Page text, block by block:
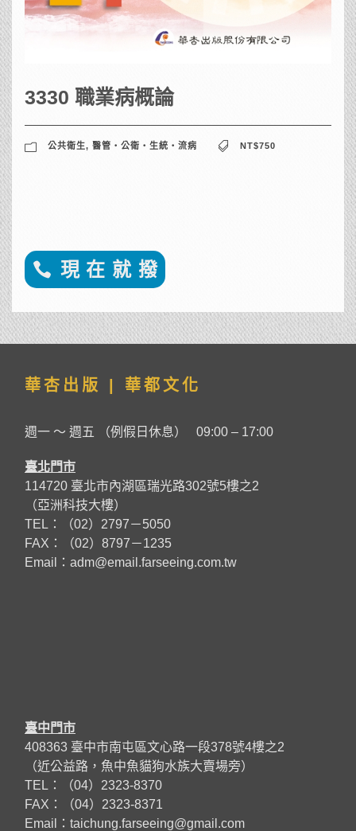
3330 職業病概論
公共衛生, 醫管‧公衛‧生統‧流病 NT$750
現 在 就 撥
華杏出版 | 華都文化
週一 ～ 週五 （例假日休息） 09:00 – 17:00
臺北門市
114720 臺北市內湖區瑞光路302號5樓之2
（亞洲科技大樓）
TEL：（02）2797－5050
FAX：（02）8797－1235
Email： adm@email.farseeing.com.tw
臺中門市
408363 臺中市南屯區文心路一段378號4樓之2
（近公益路，魚中魚貓狗水族大賣場旁）
TEL：（04）2323-8370
FAX：（04）2323-8371
Email：taichung.farseeing@gmail.com